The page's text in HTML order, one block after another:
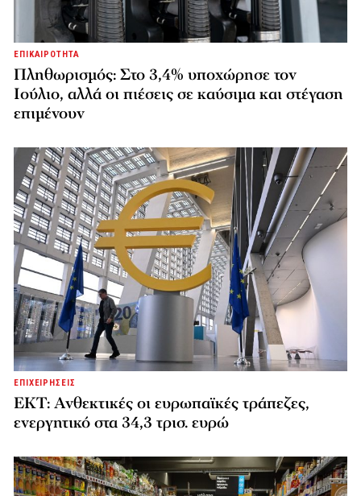
ΕΠΙΚΑΙΡΟΤΗΤΑ
Πληθωρισμός: Στο 3,4% υποχώρησε τον
Ιούλιο, αλλά οι πιέσεις σε καύσιμα και στέγαση
επιμένουν
ΕΠΙΧΕΙΡΗΣΕΙΣ
ΕΚΤ: Ανθεκτικές οι ευρωπαϊκές τράπεζες,
ενεργητικό στα 34,3 τρισ. ευρώ